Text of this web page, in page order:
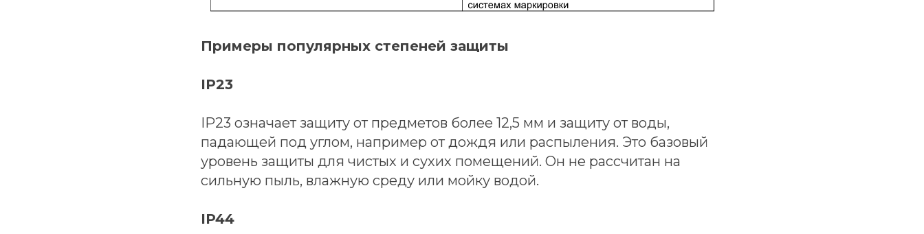
Примеры популярных степеней защиты
IP23
IP23 означает защиту от предметов более 12,5 мм и защиту от воды,
падающей под углом, например от дождя или распыления. Это базовый
уровень защиты для чистых и сухих помещений. Он не рассчитан на
сильную пыль, влажную среду или мойку водой.
IP44